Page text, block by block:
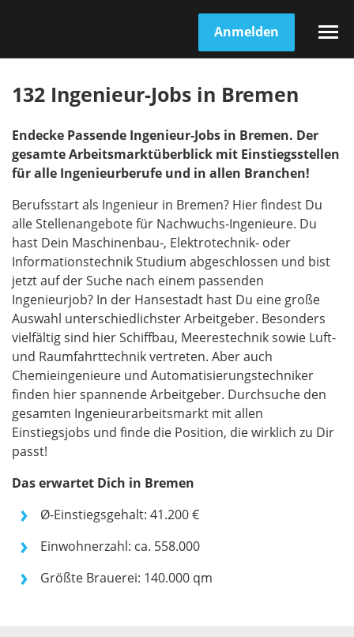
Anmelden
132 Ingenieur-Jobs in Bremen
Endecke Passende Ingenieur-Jobs in Bremen. Der
gesamte Arbeitsmarktüberblick mit Einstiegsstellen
für alle Ingenieurberufe und in allen Branchen!
Berufsstart als Ingenieur in Bremen? Hier findest Du
alle Stellenangebote für Nachwuchs-Ingenieure. Du
hast Dein Maschinenbau-, Elektrotechnik- oder
Informationstechnik Studium abgeschlossen und bist
jetzt auf der Suche nach einem passenden
Ingenieurjob? In der Hansestadt hast Du eine große
Auswahl unterschiedlichster Arbeitgeber. Besonders
vielfältig sind hier Schiffbau, Meerestechnik sowie Luft-
und Raumfahrttechnik vertreten. Aber auch
Chemieingenieure und Automatisierungstechniker
finden hier spannende Arbeitgeber. Durchsuche den
gesamten Ingenieurarbeitsmarkt mit allen
Einstiegsjobs und finde die Position, die wirklich zu Dir
passt!
Das erwartet Dich in Bremen
Ø-Einstiegsgehalt: 41.200 €
Einwohnerzahl: ca. 558.000
Größte Brauerei: 140.000 qm